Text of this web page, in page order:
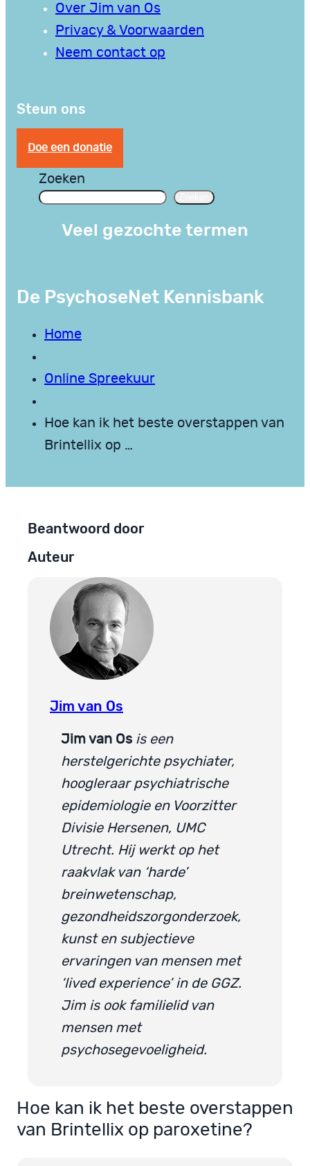
Over Jim van Os
Privacy & Voorwaarden
Neem contact op
Steun ons
Doe een donatie
Zoeken
Veel gezochte termen
De PsychoseNet Kennisbank
Home
Online Spreekuur
Hoe kan ik het beste overstappen van
Brintellix op …
Beantwoord door
Auteur
Jim van Os
Jim van Os is een
herstelgerichte psychiater,
hoogleraar psychiatrische
epidemiologie en Voorzitter
Divisie Hersenen, UMC
Utrecht. Hij werkt op het
raakvlak van ‘harde’
breinwetenschap,
gezondheidszorgonderzoek,
kunst en subjectieve
ervaringen van mensen met
‘lived experience’ in de GGZ.
Jim is ook familielid van
mensen met
psychosegevoeligheid.
Hoe kan ik het beste overstappen
van Brintellix op paroxetine?